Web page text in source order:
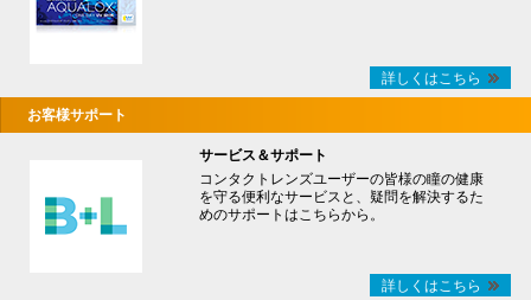
詳しくはこちら
お客様サポート
サービス＆サポート
コンタクトレンズユーザーの皆様の瞳の健康
を守る便利なサービスと、疑問を解決するた
めのサポートはこちらから。
詳しくはこちら